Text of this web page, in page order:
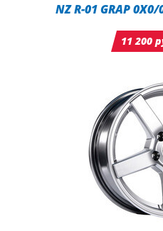
NZ R-01 GRAP
11 200